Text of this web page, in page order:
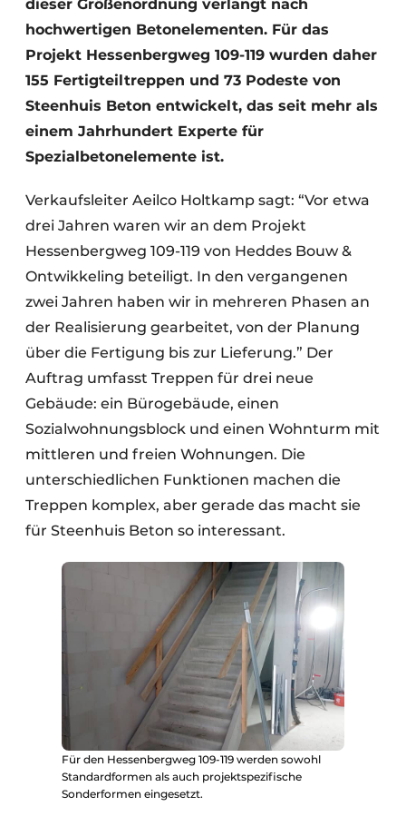
dieser Größenordnung verlangt nach
hochwertigen Betonelementen. Für das
Projekt Hessenbergweg 109-119 wurden daher
155 Fertigteiltreppen und 73 Podeste von
Steenhuis Beton entwickelt, das seit mehr als
einem Jahrhundert Experte für
Spezialbetonelemente ist.
Verkaufsleiter Aeilco Holtkamp sagt: “Vor etwa
drei Jahren waren wir an dem Projekt
Hessenbergweg 109-119 von Heddes Bouw &
Ontwikkeling beteiligt. In den vergangenen
zwei Jahren haben wir in mehreren Phasen an
der Realisierung gearbeitet, von der Planung
über die Fertigung bis zur Lieferung.” Der
Auftrag umfasst Treppen für drei neue
Gebäude: ein Bürogebäude, einen
Sozialwohnungsblock und einen Wohnturm mit
mittleren und freien Wohnungen. Die
unterschiedlichen Funktionen machen die
Treppen komplex, aber gerade das macht sie
für Steenhuis Beton so interessant.
Für den Hessenbergweg 109-119 werden sowohl
Standardformen als auch projektspezifische
Sonderformen eingesetzt.